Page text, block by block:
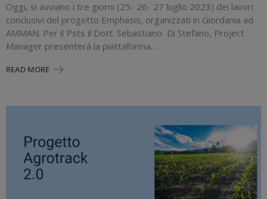
Oggi, si avviano i tre giorni (25- 26- 27 luglio 2023) dei lavori
conclusivi del progetto Emphasis, organizzati in Giordania ad
AMMAN. Per il Psts il Dott. Sebastiano Di Stefano, Project
Manager presenterà la piattaforma…
READ MORE